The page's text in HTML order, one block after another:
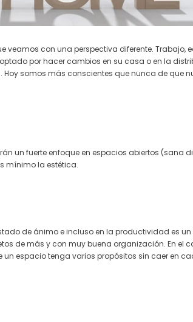
veamos con una perspectiva diferente.
por hacer cambios en su casa o en la
somos más conscientes que nunca de que
un fuerte enfoque en espacios abiertos (sana
mínimo la estética.
de ánimo e incluso en la productividad es
de más y con muy buena organización. En
espacio tenga varios propósitos sin caer en